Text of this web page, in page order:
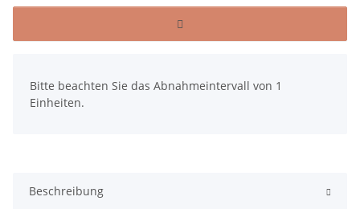
Bitte beachten Sie das Abnahmeintervall von 1
Einheiten.
Beschreibung